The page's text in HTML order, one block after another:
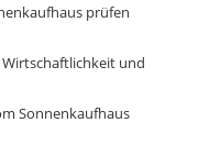
prüfen
und
Sonnenkaufhaus